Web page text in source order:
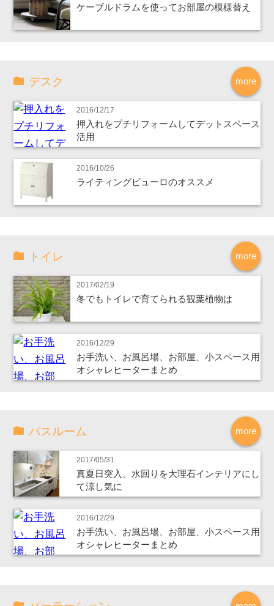
ケーブルドラムを使ってお部屋の模様替え
more
デスク
2016/12/17
押入れをプチリフォームしてデットスペース
活用
2016/10/26
ライティングビューロのオススメ
more
トイレ
2017/02/19
冬でもトイレで育てられる観葉植物は
2016/12/29
お手洗い、お風呂場、お部屋、小スペース用
オシャレヒーターまとめ
more
バスルーム
2017/05/31
真夏日突入、水回りを大理石インテリアにし
て涼し気に
2016/12/29
お手洗い、お風呂場、お部屋、小スペース用
オシャレヒーターまとめ